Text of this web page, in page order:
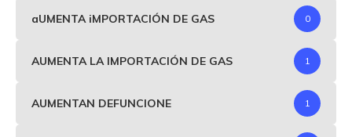
aUMENTA iMPORTACIÓN DE GAS 0
AUMENTA LA IMPORTACIÓN DE GAS 1
AUMENTAN DEFUNCIONE 1